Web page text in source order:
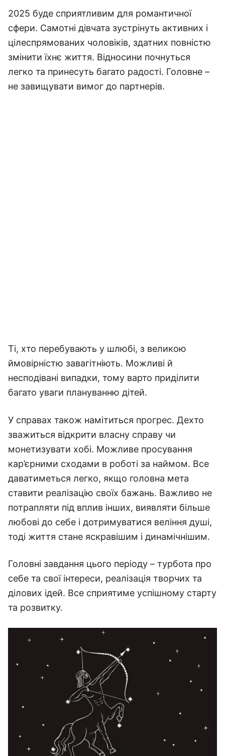
2025 буде сприятливим для романтичної
сфери. Самотні дівчата зустрінуть активних і
цілеспрямованих чоловіків, здатних повністю
змінити їхнє життя. Відносини почнуться
легко та принесуть багато радості. Головне –
не завищувати вимог до партнерів.
Ті, хто перебувають у шлюбі, з великою
ймовірністю завагітніють. Можливі й
несподівані випадки, тому варто приділити
багато уваги плануванню дітей.
У справах також намітиться прогрес. Дехто
зважиться відкрити власну справу чи
монетизувати хобі. Можливе просування
кар’єрними сходами в роботі за наймом. Все
даватиметься легко, якщо головна мета
ставити реалізацію своїх бажань. Важливо не
потрапляти під вплив інших, виявляти більше
любові до себе і дотримуватися веління душі,
тоді життя стане яскравішим і динамічнішим.
Головні завдання цього періоду – турбота про
себе та свої інтереси, реалізація творчих та
ділових ідей. Все сприятиме успішному старту
та розвитку.